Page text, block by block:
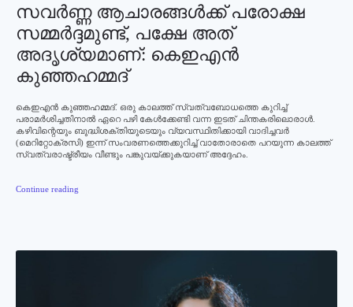
സവര്‍ണ്ണ ആചാരങ്ങള്‍ക്ക് പരോക്ഷ
സമ്മര്‍ദ്ദമുണ്ട്, പക്ഷേ അത്
അദൃശ്യമാണ്: കെഇഎന്‍
കുഞ്ഞഹമ്മദ്‌
കെഇഎന്‍ കുഞ്ഞഹമ്മദ്. ഒരു കാലത്ത് സ്വത്വബോധത്തെ കുറിച്ച്
പരാമര്‍ശിച്ചതിനാല്‍ ഏറെ പഴി കേള്‍ക്കേണ്ടി വന്ന ഇടത് ചിന്തകരിലൊരാള്‍.
കഴിവിന്റെയും ബുദ്ധിശക്തിയുടെയും വ്യവസ്ഥിതിക്കായി വാദിച്ചവര്‍
(മെറിറ്റോക്രസി) ഇന്ന് സംവരണത്തെക്കുറിച്ച് വാതോരാതെ പറയുന്ന കാലത്ത്
സ്വത്വരാഷ്ട്രീയം വീണ്ടും പങ്കുവയ്ക്കുകയാണ് അദ്ദേഹം.
Continue reading